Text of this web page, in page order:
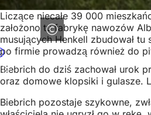
Liczące niecałe 39 000
założono tu fabrykę nawozów
musujących Henkell zbudował
po firmie prowadzą również do
Biebrich do dziś zachował urok
oraz domowe klopsiki i gulasze.
Biebrich pozostaje szykowne,